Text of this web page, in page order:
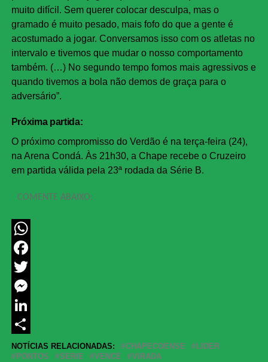
muito difícil. Sem querer colocar desculpa, mas o
gramado é muito pesado, mais fofo do que a gente é
acostumado a jogar. Conversamos isso com os atletas no
intervalo e tivemos que mudar o nosso comportamento
também. (…) No segundo tempo fomos mais agressivos e
quando tivemos a bola não demos de graça para o
adversário”.
Próxima partida:
O próximo compromisso do Verdão é na terça-feira (24),
na Arena Condá. Às 21h30, a Chape recebe o Cruzeiro
em partida válida pela 23ª rodada da Série B.
COMENTE ABAIXO:
WhatsApp
Facebook
Twitter
Messenger
LinkedIn
Share
NOTÍCIAS RELACIONADAS: CHAPECOENSE
LIDER
PONTOS
SERIE VENCE VIRADA